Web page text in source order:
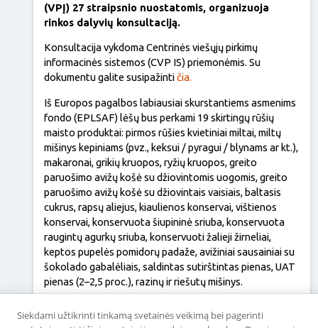
(VPĮ) 27 straipsnio nuostatomis, organizuoja
rinkos dalyvių konsultaciją.
Konsultacija vykdoma Centrinės viešųjų pirkimų
informacinės sistemos (CVP IS) priemonėmis. Su
dokumentu galite susipažintičia.
Iš Europos pagalbos labiausiai skurstantiems asmenims
fondo (EPLSAF) lėšų bus perkami 19 skirtingų rūšių
maisto produktai: pirmos rūšies kvietiniai miltai, miltų
mišinys kepiniams (pvz., keksui / pyragui / blynams ar kt.),
makaronai, grikių kruopos, ryžių kruopos, greito
paruošimo avižų košė su džiovintomis uogomis, greito
paruošimo avižų košė su džiovintais vaisiais, baltasis
cukrus, rapsų aliejus, kiaulienos konservai, vištienos
konservai, konservuota šiupininė sriuba, konservuota
raugintų agurkų sriuba, konservuoti žalieji žirneliai,
keptos pupelės pomidorų padaže, avižiniai sausainiai su
šokolado gabalėliais, saldintas sutirštintas pienas, UAT
pienas (2–2,5 proc.), razinų ir riešutų mišinys.
gegužės 31 d. 23 val. 59 min.
Siekdami užtikrinti tinkamą svetainės veikimą bei pagerinti